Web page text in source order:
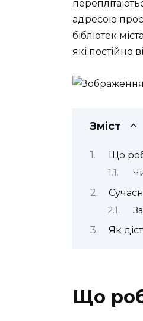
адресою
бібліотек
які постійно
Зміст
Що
Як
Що